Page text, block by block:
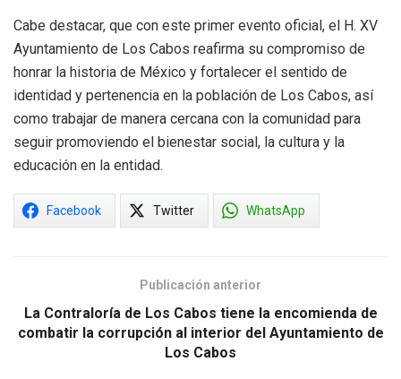
Cabe destacar, que con este primer evento oficial, el H. XV
Ayuntamiento de Los Cabos reafirma su compromiso de
honrar la historia de México y fortalecer el sentido de
identidad y pertenencia en la población de Los Cabos, así
como trabajar de manera cercana con la comunidad para
seguir promoviendo el bienestar social, la cultura y la
educación en la entidad.
Facebook Twitter WhatsApp
Publicación anterior
La Contraloría de Los Cabos tiene la encomienda de
combatir la corrupción al interior del Ayuntamiento de
Los Cabos